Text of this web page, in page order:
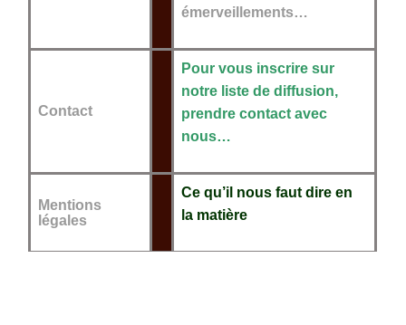
émerveillements…
Contact
Pour vous inscrire sur
notre liste de diffusion,
prendre contact avec
nous…
Mentions
légales
Ce qu’il nous faut dire en
la matière